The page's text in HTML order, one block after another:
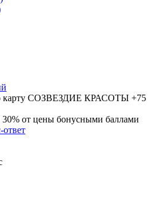
карту СОЗВЕЗДИЕ КРАСОТЫ +75
от цены бонусными баллами